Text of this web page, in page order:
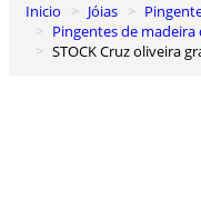
0
Carrinho de Compras
Inicio Jóias
Pingentes de
STOCK Cruz oliveira